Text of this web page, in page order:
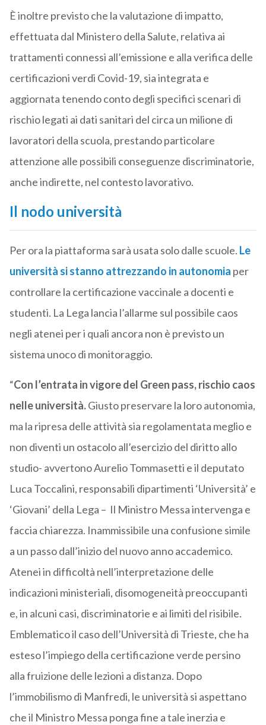
È inoltre previsto che la valutazione di impatto,
effettuata dal Ministero della Salute, relativa ai
trattamenti connessi all’emissione e alla verifica delle
certificazioni verdi Covid-19, sia integrata e
aggiornata tenendo conto degli specifici scenari di
rischio legati ai dati sanitari del circa un milione di
lavoratori della scuola, prestando particolare
attenzione alle possibili conseguenze discriminatorie,
anche indirette, nel contesto lavorativo.
Il nodo università
Per ora la piattaforma sarà usata solo dalle scuole. Le
università si stanno attrezzando in autonomia per
controllare la certificazione vaccinale a docenti e
studenti. La Lega lancia l’allarme sul possibile caos
negli atenei per i quali ancora non è previsto un
sistema unoco di monitoraggio.
“Con l’entrata in vigore del Green pass, rischio caos
nelle università.Giusto preservare la loro autonomia,
ma la ripresa delle attività sia regolamentata meglio e
non diventi un ostacolo all’esercizio del diritto allo
studio- avvertono Aurelio Tommasetti e il deputato
Luca Toccalini, responsabili dipartimenti ‘Università’ e
‘Giovani’ della Lega – Il Ministro Messa intervenga e
faccia chiarezza. Inammissibile una confusione simile
a un passo dall’inizio del nuovo anno accademico.
Atenei in difficoltà nell’interpretazione delle
indicazioni ministeriali, disomogeneità preoccupanti
e, in alcuni casi, discriminatorie e ai limiti del risibile.
Emblematico il caso dell’Università di Trieste, che ha
esteso l’impiego della certificazione verde persino
alla fruizione delle lezioni a distanza. Dopo
l’immobilismo di Manfredi, le università si aspettano
che il Ministro Messa ponga fine a tale inerzia e